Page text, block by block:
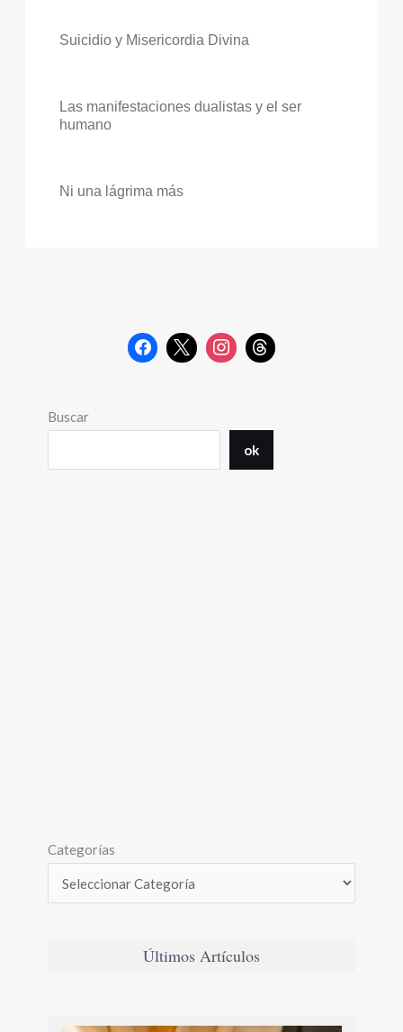
Suicidio y Misericordia Divina
Las manifestaciones dualistas y el ser
humano
Ni una lágrima más
Buscar
ok
Categorías
Últimos Artículos